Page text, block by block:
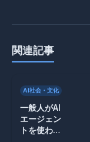
関連記事
AI社会・文化
一般人がAI
エージェン
トを使わな